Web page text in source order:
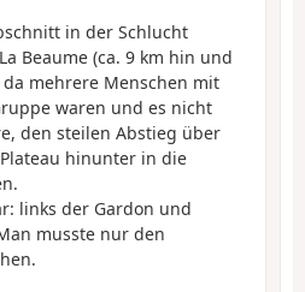
in der Schlucht
Beaume (ca. 9 km hin und
mehrere Menschen mit
waren und es nicht
den steilen Abstieg über
hinunter in die
links der Gardon und
musste nur den